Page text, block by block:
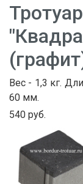
Вес - 1,3 кг.
60 мм.
540 руб.